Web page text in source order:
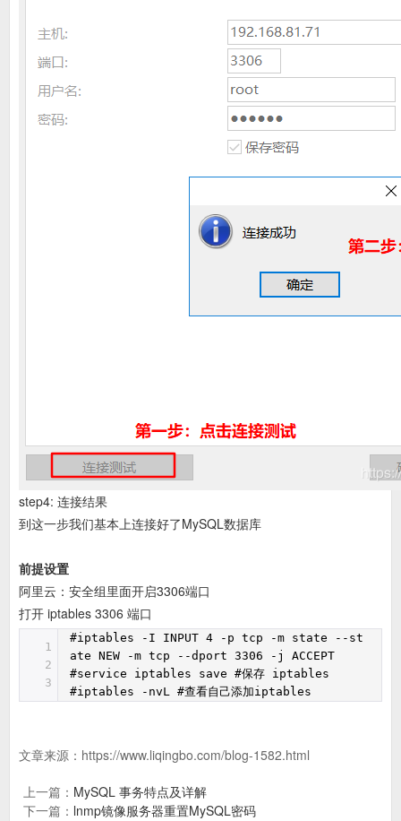
step4: 连接结果
到这一步我们基本上连接好了MySQL数据库
前提设置
阿里云：安全组里面开启3306端口
打开 iptables 3306 端口
1
2
3
#iptables -I INPUT 4 -p tcp -m state --st
ate NEW -m tcp --dport 3306 -j ACCEPT
#service iptables save #保存 iptables
#iptables -nvL #查看自己添加iptables
文章来源： https://www.liqingbo.com/blog-1582.html
上一篇： MySQL 事务特点及详解
下一篇： lnmp镜像服务器重置MySQL密码